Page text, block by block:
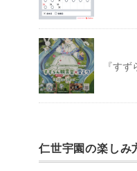
『す
仁世宇園の楽しみ